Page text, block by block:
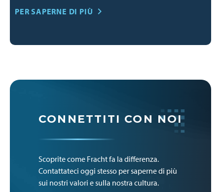
PER SAPERNE DI PIÙ
CONNETTITI CON NOI
Scoprite come Fracht fa la differenza.
Contattateci oggi stesso per saperne di più
sui nostri valori e sulla nostra cultura.